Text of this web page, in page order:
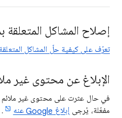
إصلاح المشاكل المتعلقة
تعرّف على كيفية حلّ المشاكل
الإبلاغ عن محتوى غير
في حال عثرت على محتوى غير ملائم
مفعّلة، يُرجى إبلاغ Google عنه .